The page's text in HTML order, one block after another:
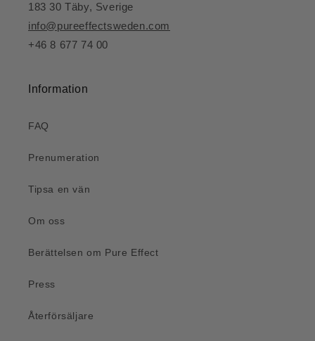
183 30 Täby, Sverige
info@pureeffectsweden.com
+46 8 677 74 00
Information
FAQ
Prenumeration
Tipsa en vän
Om oss
Berättelsen om Pure Effect
Press
Återförsäljare